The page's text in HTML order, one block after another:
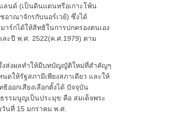
ลนด์ (เป็นดินแดนหรือเกาะโพ้น
อาณาจักรกับนอร์เวย์) ซึ่งได้
าร์กได้ให้สิทธิในการปกครองตนเอง
ะปี พ.ศ. 2522(ค.ศ.1979) ตาม
งส่งผลทำให้มีบทบัญญัติใหม่ที่สำคัญๆ
ดให้รัฐสภามีเพียงสภาเดียว และให้
อกเสียงเลือกตั้งได้ ปัจจุบัน
รรมนูญเป็นประมุข คือ สมเด็จพระ
วันที่ 15 มกราคม พ.ศ.